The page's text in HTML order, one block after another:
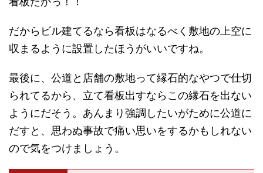
だからビル建てるなら看板はなるべく敷地の上空に
収まるように設置したほうがいいですね。
最後に、公道と店舗の敷地って縁石的なやつで仕切
られてるから、立て看板出すならこの縁石を出ない
ようにだそう。あんまり強調したいがために公道に
だすと、思わぬ事故で痛い思いをするかもしれない
ので気をつけましょう。